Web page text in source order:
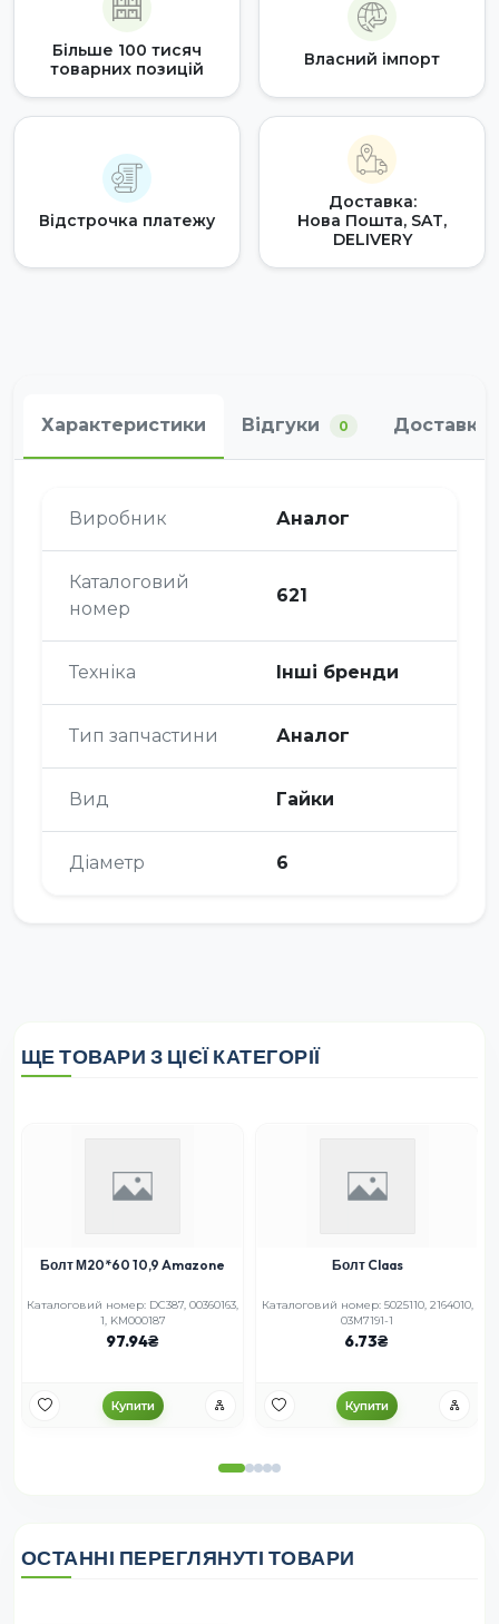
Більше 100 тисяч
товарних позицій
Власний імпорт
Відстрочка платежу
Доставка:
Нова Пошта, SAT,
DELIVERY
Характеристики Відгуки 0 Доставка
Виробник Аналог
Каталоговий
номер
621
Техніка Інші бренди
Тип запчастини Аналог
Вид Гайки
Діаметр 6
ЩЕ ТОВАРИ З ЦІЄЇ КАТЕГОРІЇ
Болт М20*60 10,9 Amazone
Каталоговий номер: DC387, 00360163,
1, KM000187
97.94
Купити
Болт Claas
Каталоговий номер: 5025110, 2164010,
03M7191-1
6.73
Купити
ОСТАННІ ПЕРЕГЛЯНУТІ ТОВАРИ